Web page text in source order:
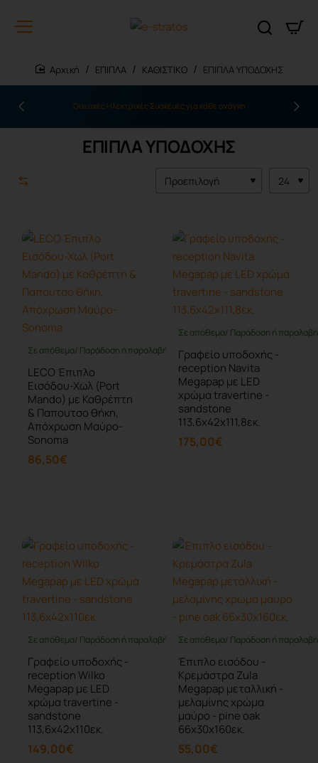
ΕΠΙΠΛΑ ΚΑΘΙΣΤΙΚΟ ΕΠΙΠΛΑ ΥΠΟΔΟΧΗΣ
Οικιακές Ηλεκτρικές Συσκευές για κάθε ανάγκη
ΕΠΙΠΛΑ ΥΠΟΔΟΧΗΣ
Σε απόθεμα/ Παράδοση ή παραλαβή έως 10 ημέρες
LECO Έπιπλο
Εισόδου-Χωλ (Port
Mando) με Καθρέπτη
& Παπουτσο θήκη,
Απόχρωση Μαύρο-
Sonoma
86,50€
Σε απόθεμα/ Παράδοση ή
Γραφείο υποδοχής -
reception Navita
Megapap με LED
χρώμα travertine -
sandstone
113,6x42x111,8εκ.
175,00€
Σε απόθεμα/ Παράδοση ή παραλαβή έως 10 ημέρες
Γραφείο υποδοχής -
reception Wilko
Megapap με LED
χρώμα travertine -
sandstone
113,6x42x110εκ.
149,00€
Σε απόθεμα/ Παράδοση ή
Έπιπλο εισόδου -
Κρεμάστρα Zula
Megapap μεταλλική -
μελαμίνης χρώμα
μαύρο - pine oak
66x30x160εκ.
55,00€